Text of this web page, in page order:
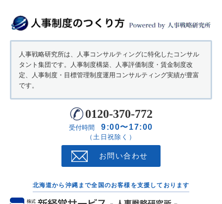
人事戦略研究所は、人事コンサルティングに特化したコンサル
タント集団です。人事制度構築、人事評価制度・賃金制度改
定、人事制度・目標管理制度運用コンサルティング実績が豊富
です。
0120-370-772
受付時間 9:00〜17:00
（土日祝除く）
お問い合わせ
北海道から沖縄まで全国のお客様を支援しております